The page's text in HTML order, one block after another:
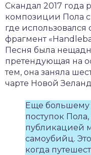
Скандал 2017 года
композиции Пола с
где
фрагмент
Песня была
претендующая на
тем, она заняла
чарте Новой
Еще большему
поступок
публикацией
самоубийц.
когда